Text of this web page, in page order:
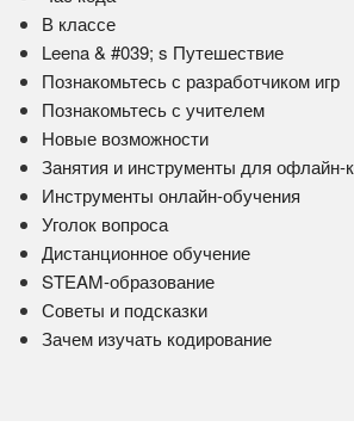
В классе
Leena & #039; s Путешествие
Познакомьтесь с разработчиком игр
Познакомьтесь с учителем
Новые возможности
Занятия и инструменты для офлайн-
Инструменты онлайн-обучения
Уголок вопроса
Дистанционное обучение
STEAM-образование
Советы и подсказки
Зачем изучать кодирование